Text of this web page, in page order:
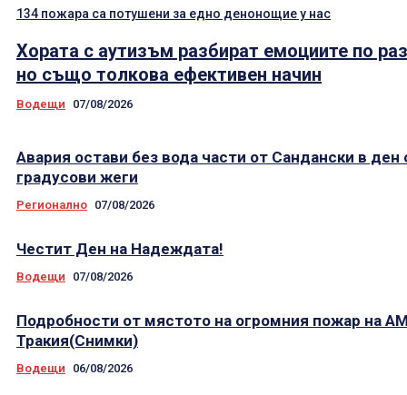
134 пожара са потушени за едно денонощие у нас
Хората с аутизъм разбират емоциите по
но също толкова ефективен начин
Водещи 07/08/2026
Авария остави без вода части от Сандански в ден
градусови жеги
Регионално 07/08/2026
Честит Ден на Надеждата!
Водещи 07/08/2026
Подробности от мястото на огромния пожар на
Тракия(Снимки)
Водещи 06/08/2026